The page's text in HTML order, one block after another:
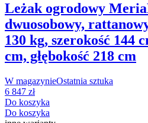
Leżak ogrodowy Meria
dwuosobowy,
130 kg, szerokość 144
cm, głębokość 218 cm
W magazynieOstatnia sztuka
6 847 zł
Do koszyka
Do koszyka